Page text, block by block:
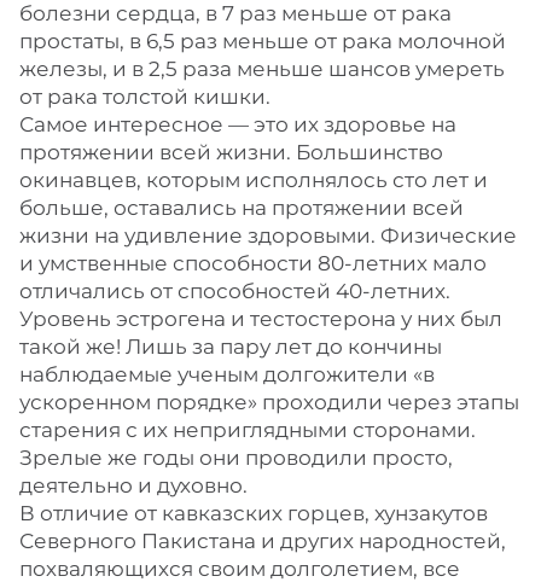
болезни сердца, в 7 раз меньше от рака
простаты, в 6,5 раз меньше от рака молочной
железы, и в 2,5 раза меньше шансов умереть
от рака толстой кишки.
Самое интересное — это их здоровье на
протяжении всей жизни. Большинство
окинавцев, которым исполнялось сто лет и
больше, оставались на протяжении всей
жизни на удивление здоровыми. Физические
и умственные способности 80-летних мало
отличались от способностей 40-летних.
Уровень эстрогена и тестостерона у них был
такой же! Лишь за пару лет до кончины
наблюдаемые ученым долгожители «в
ускоренном порядке» проходили через этапы
старения с их неприглядными сторонами.
Зрелые же годы они проводили просто,
деятельно и духовно.
В отличие от кавказских горцев, хунзакутов
Северного Пакистана и других народностей,
похваляющихся своим долголетием, все